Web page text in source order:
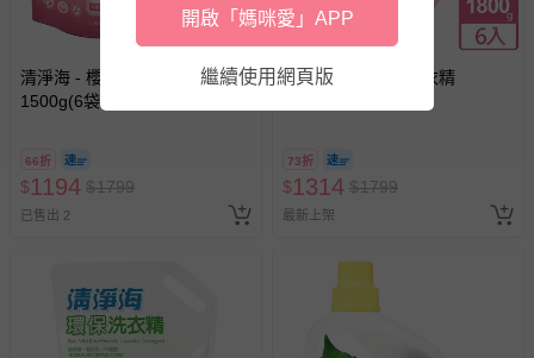
-新生兒親膚衣物（嬰幼兒包巾與背巾、包屁衣、學習
褲、紗布衣等）。
-接觸性孕哺產品（奶嘴、奶瓶、擠乳器、哺乳衣、托腹
帶束縛衣、餐搖椅等）。
-其他原廠盒裝商品封口處已貼上「不可拆封」，或具警
國際航空、客運、訂房等服務。
其他常見問題：
運送服務：目前提供的運送僅限台灣本島。如您位於離島地
清淨海 - 櫻花7+ 洗衣精補充包
1500g(6袋/箱裝)
66折
$1194 $1799
已售出 2
清淨海 - 櫻花7+ 洗衣精
73折
$1314 $1799
最新上架
開啟「媽咪愛」APP
繼續使用網頁版